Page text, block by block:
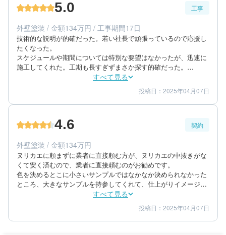
60代/男性/一戸建て
築年数：30年
5.0 工事
外壁塗装 / 金額134万円 / 工事期間17日
技術的な説明が的確だった。若い社長で頑張っているので応援し
たくなった。
スケジュールや期間については特別な要望はなかったが、迅速に
施工してくれた。工期も長すぎずまさか探す的確だった。
仕上がりは期待通りだった。色がイメージ通りに仕上がったのが
1番大きい。壁だけでなく役物も期待通りのいろにさえくれた。
すべて見る
仕上がり 5
満足度 5
50代/男性/一戸建て
築年数：20年
投稿日：2025年04月07日
4.6 契約
外壁塗装 / 金額134万円
ヌリカエに頼まずに業者に直接頼む方が、ヌリカエの中抜きがな
くて安く済むので、業者に直接頼むのがお勧めです。
色を決めるとこに小さいサンプルではなかなか決められなかった
ところ、大きなサンプルを持参してくれて、仕上がりイメージを
しやすくなるように提案してくれた。
金額は1番安いものではなかったが、自社施工であること、下請
け叩きをしてないことがまた取れたので。
色を決めるとこに小さいサンプルではなかなか決められなかった
すべて見る
金額感 4
担当者 5
投稿日：2025年04月07日